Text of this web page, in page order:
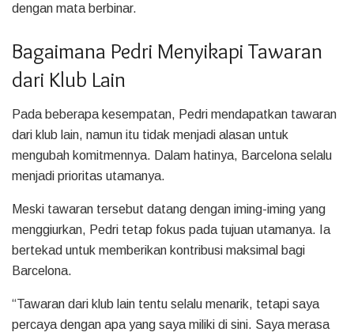
dengan mata berbinar.
Bagaimana Pedri Menyikapi Tawaran
dari Klub Lain
Pada beberapa kesempatan, Pedri mendapatkan tawaran
dari klub lain, namun itu tidak menjadi alasan untuk
mengubah komitmennya. Dalam hatinya, Barcelona selalu
menjadi prioritas utamanya.
Meski tawaran tersebut datang dengan iming-iming yang
menggiurkan, Pedri tetap fokus pada tujuan utamanya. Ia
bertekad untuk memberikan kontribusi maksimal bagi
Barcelona.
“Tawaran dari klub lain tentu selalu menarik, tetapi saya
percaya dengan apa yang saya miliki di sini. Saya merasa